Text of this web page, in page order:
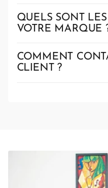
QUELS SONT
VOTRE MARQUE
COMMENT
CLIENT ?